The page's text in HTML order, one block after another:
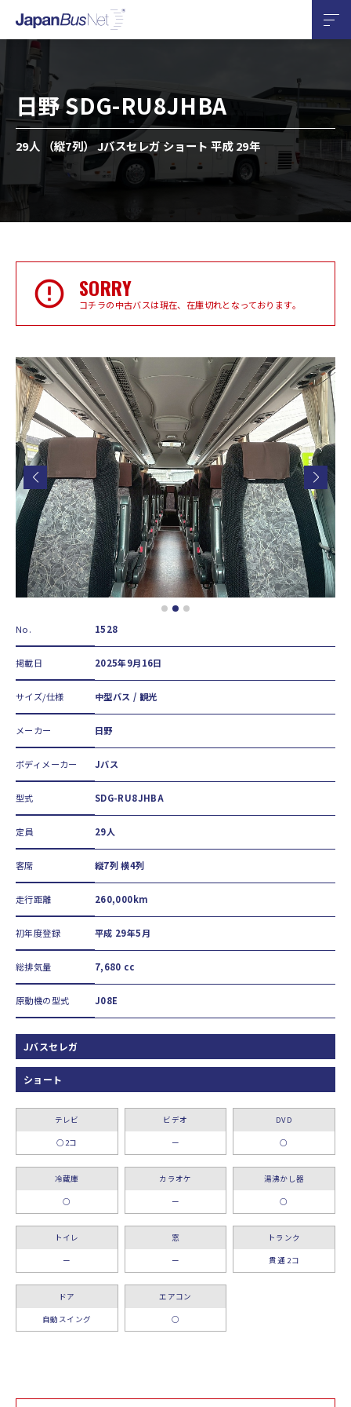
日野 SDG-RU8JHBA
29人 （縦7列） Jバスセレガ ショート 平成 29年
SORRY
コチラの中古バスは現在、在庫切れとなっております。
No. 1528
掲載日 2025年9月16日
サイズ/仕様 中型バス / 観光
メーカー 日野
ボディメーカー Jバス
型式 SDG-RU8JHBA
定員 29人
客席 縦7列 横4列
走行距離 260,000km
初年度登録 平成 29年5月
総排気量 7,680 cc
原動機の型式 J08E
Jバスセレガ
ショート
テレビ
○2コ
ビデオ
ー
DVD
○
冷蔵庫
○
カラオケ
ー
湯沸かし器
○
トイレ
ー
窓
ー
トランク
貫通 2コ
ドア
自動スイング
エアコン
○